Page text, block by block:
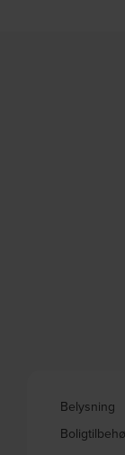
Belysning